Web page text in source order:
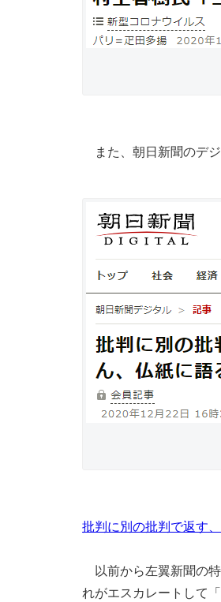
また、朝日新聞のデジ
批判に別の批判で返す
以前から左翼新聞の特
れがエスカレートして